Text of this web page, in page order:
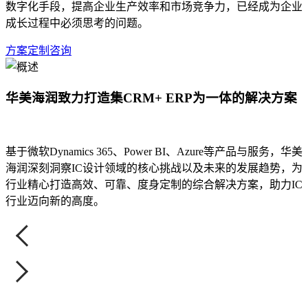
数字化手段，提高企业生产效率和市场竞争力，已经成为企业
成长过程中必须思考的问题。
方案定制咨询
华美海润致力打造集CRM+ ERP为一体的解决方案
基于微软Dynamics 365、Power BI、Azure等产品与服务，华美
海润深刻洞察IC设计领域的核心挑战以及未来的发展趋势，为
行业精心打造高效、可靠、度身定制的综合解决方案，助力IC
行业迈向新的高度。